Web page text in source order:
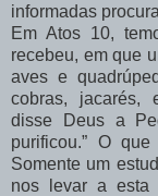
informadas
Em Atos 10,
recebeu, em que
aves e
cobras, jacarés,
disse Deus a
purificou.” O
Somente um
nos levar a esta